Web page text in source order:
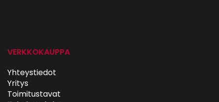
VERKKOKAUPPA
Yhteystiedot
Yritys
Toimitustavat